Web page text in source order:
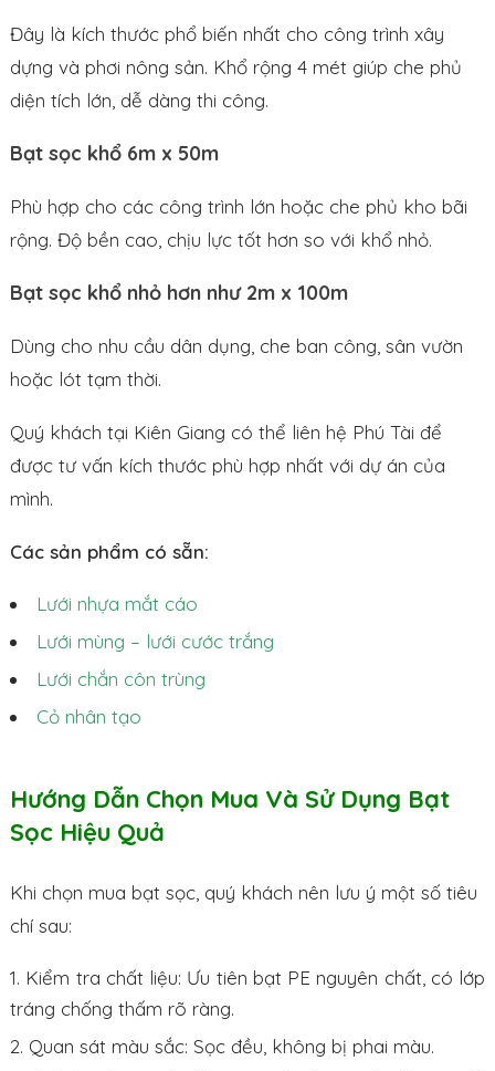
Đây là kích thước phổ biến nhất cho công trình xây
dựng và phơi nông sản. Khổ rộng 4 mét giúp che phủ
diện tích lớn, dễ dàng thi công.
Bạt sọc khổ 6m x 50m
Phù hợp cho các công trình lớn hoặc che phủ kho bãi
rộng. Độ bền cao, chịu lực tốt hơn so với khổ nhỏ.
Bạt sọc khổ nhỏ hơn như 2m x 100m
Dùng cho nhu cầu dân dụng, che ban công, sân vườn
hoặc lót tạm thời.
Quý khách tại Kiên Giang có thể liên hệ Phú Tài để
được tư vấn kích thước phù hợp nhất với dự án của
mình.
Các sản phẩm có sẵn:
Lưới nhựa mắt cáo
Lưới mùng – lưới cước trắng
Lưới chắn côn trùng
Cỏ nhân tạo
Hướng Dẫn Chọn Mua Và Sử Dụng Bạt
Sọc Hiệu Quả
Khi chọn mua bạt sọc, quý khách nên lưu ý một số tiêu
chí sau:
Kiểm tra chất liệu: Ưu tiên bạt PE nguyên chất, có lớp
tráng chống thấm rõ ràng.
Quan sát màu sắc: Sọc đều, không bị phai màu.